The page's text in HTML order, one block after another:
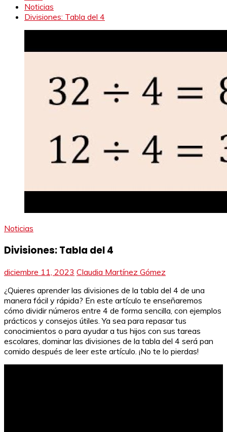
Noticias
Divisiones: Tabla del 4
Noticias
Divisiones: Tabla del 4
diciembre 11, 2023 Claudia Martínez Gómez
¿Quieres aprender las divisiones de la tabla del 4 de una
manera fácil y rápida? En este artículo te enseñaremos
cómo dividir números entre 4 de forma sencilla, con ejemplos
prácticos y consejos útiles. Ya sea para repasar tus
conocimientos o para ayudar a tus hijos con sus tareas
escolares, dominar las divisiones de la tabla del 4 será pan
comido después de leer este artículo. ¡No te lo pierdas!